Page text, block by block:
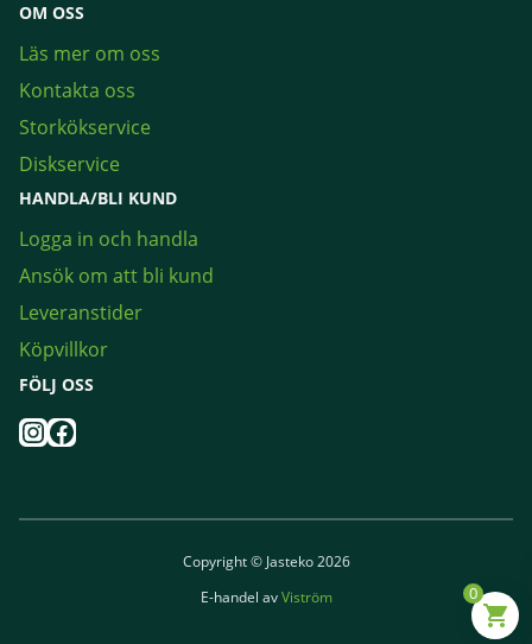
OM OSS
Läs mer om oss
Kontakta oss
Storkökservice
Diskservice
HANDLA/BLI KUND
Logga in och handla
Ansök om att bli kund
Leveranstider
Köpvillkor
FÖLJ OSS
Instagram
Facebook
Copyright © Jasteko 2026
E-handel avViström 0